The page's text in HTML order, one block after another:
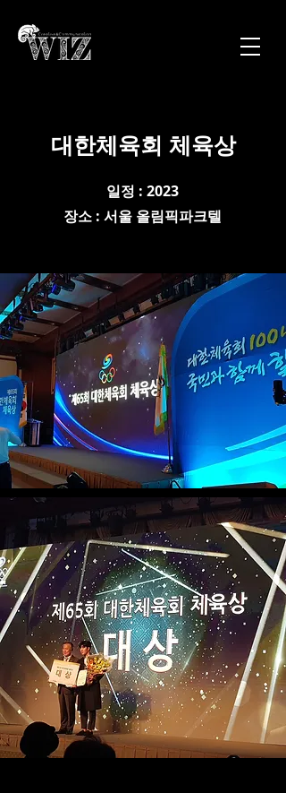
대한체육회 체육상
일정 : 2023
​장소 : 서울 올림픽파크텔